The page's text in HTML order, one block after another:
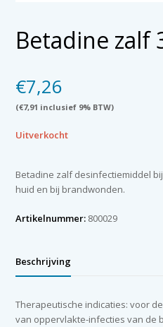
Betadine zalf
€7,26
(€7,91 inclusief 9% BTW)
Uitverkocht
Betadine zalf desinfectiemiddel
huid en bij brandwonden.
Artikelnummer: 800029
Beschrijving
Therapeutische indicaties: voor
van oppervlakte-infecties van de